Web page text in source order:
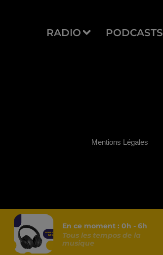
RADIO PODCASTS
En ce moment : 0h - 6h
Tous les tempos de la
musique
Mentions Légales